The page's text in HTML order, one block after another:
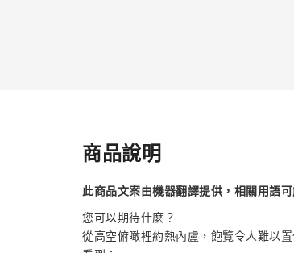
商品說明
此商品文案由機器翻譯提供，相關用語
您可以期待什麼？
從高空俯瞰裡約熱內盧，飽覽令人難以